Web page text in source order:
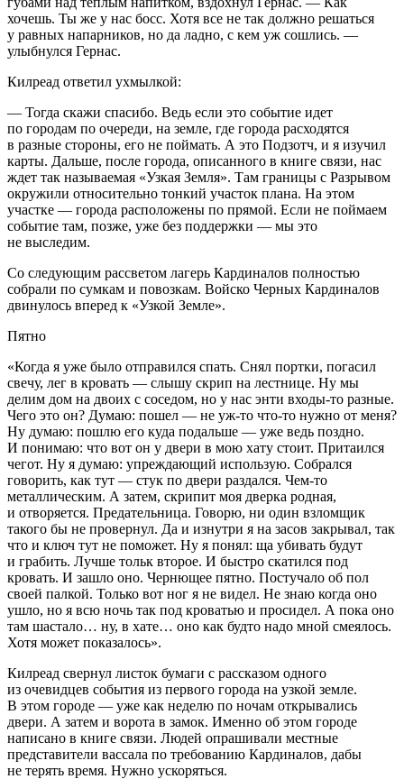
хочешь. Ты же у нас босс. Хотя все не так должно решаться
у равных напарников, но да ладно, с кем уж сошлись. —
улыбнулся Гернас.
Килреад ответил ухмылкой:
— Тогда скажи спасибо. Ведь если это событие идет
по городам по очереди, на земле, где города расходятся
в разные стороны, его не поймать. А это Подзотч, и я изучил
карты. Дальше, после города, описанного в книге связи, нас
ждет так называемая «Узкая Земля». Там границы с Разрывом
окружили относительно тонкий участок плана. На этом
участке — города расположены по прямой. Если не поймаем
событие там, позже, уже без поддержки — мы это
не выследим.
Со следующим рассветом лагерь Кардиналов полностью
собрали по сумкам и повозкам. Войско Черных Кардиналов
двинулось вперед к «Узкой Земле».
Пятно
«Когда я уже было отправился спать. Снял портки, погасил
свечу, лег в кровать — слышу скрип на лестнице. Ну мы
делим дом на двоих с соседом, но у нас энти входы-то разные.
Чего это он? Думаю: пошел — не уж-то что-то нужно от меня?
Ну думаю: пошлю его куда подальше — уже ведь поздно.
И понимаю: что вот он у двери в мою хату стоит. Притаился
чегот. Ну я думаю: упреждающий использую. Собрался
говорить, как тут — стук по двери раздался. Чем-то
металлическим. А затем, скрипит моя дверка родная,
и отворяется. Предательница. Говорю, ни один взломщик
такого бы не провернул. Да и изнутри я на засов закрывал, так
что и ключ тут не поможет. Ну я понял: ща убивать будут
и грабить. Лучше тольк второе. И быстро скатился под
кровать. И зашло оно. Чернющее пятно. Постучало об пол
своей палкой. Только вот ног я не видел. Не знаю когда оно
ушло, но я всю ночь так под кроватью и просидел. А пока оно
там шастало… ну, в хате… оно как будто надо мной смеялось.
Хотя может показалось».
Килреад свернул листок бумаги с рассказом одного
из очевидцев события из первого города на узкой земле.
В этом городе — уже как неделю по ночам открывались
двери. А затем и ворота в замок. Именно об этом городе
написано в книге связи. Людей опрашивали местные
представители вассала по требованию Кардиналов, дабы
не терять время. Нужно ускоряться.